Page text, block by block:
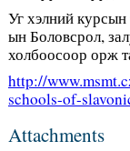
Уг хэлний курсын
ын Боловсрол,
холбоосоор орж
http://
schools-of-
Attachments